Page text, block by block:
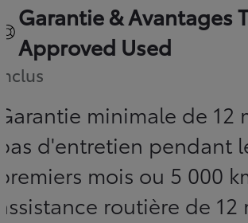
Garantie & Avantages
Approved Used
minimale de 12
d'entretien pendant
mois ou 5 000
routière de 12